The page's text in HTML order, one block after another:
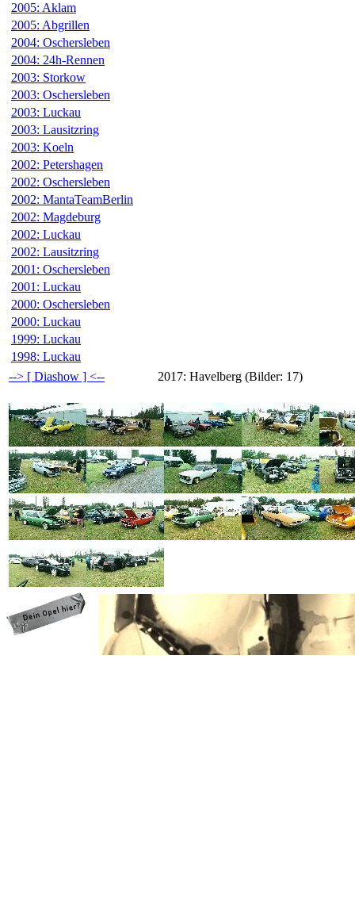
2005: Aklam
2005: Abgrillen
2004: Oschersleben
2004: 24h-Rennen
2003: Storkow
2003: Oschersleben
2003: Luckau
2003: Lausitzring
2003: Koeln
2002: Petershagen
2002: Oschersleben
2002: MantaTeamBerlin
2002: Magdeburg
2002: Luckau
2002: Lausitzring
2001: Oschersleben
2001: Luckau
2000: Oschersleben
2000: Luckau
1999: Luckau
1998: Luckau
2017: Havelberg (Bilder: 17)
--> [ Diashow ] <--